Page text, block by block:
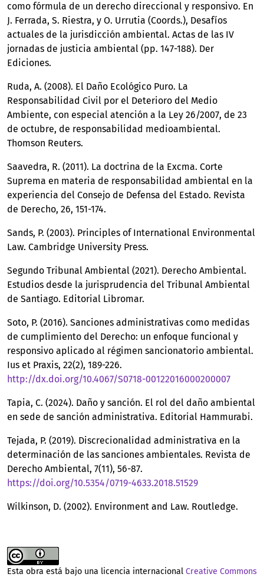
como fórmula de un derecho direccional y responsivo. En
J. Ferrada, S. Riestra, y O. Urrutia (Coords.), Desafíos
actuales de la jurisdicción ambiental. Actas de las IV
jornadas de justicia ambiental (pp. 147-188). Der
Ediciones.
Ruda, A. (2008). El Daño Ecológico Puro. La
Responsabilidad Civil por el Deterioro del Medio
Ambiente, con especial atención a la Ley 26/2007, de 23
de octubre, de responsabilidad medioambiental.
Thomson Reuters.
Saavedra, R. (2011). La doctrina de la Excma. Corte
Suprema en materia de responsabilidad ambiental en la
experiencia del Consejo de Defensa del Estado. Revista
de Derecho, 26, 151-174.
Sands, P. (2003). Principles of International Environmental
Law. Cambridge University Press.
Segundo Tribunal Ambiental (2021). Derecho Ambiental.
Estudios desde la jurisprudencia del Tribunal Ambiental
de Santiago. Editorial Libromar.
Soto, P. (2016). Sanciones administrativas como medidas
de cumplimiento del Derecho: un enfoque funcional y
responsivo aplicado al régimen sancionatorio ambiental.
Ius et Praxis, 22(2), 189-226.
http://dx.doi.org/10.4067/S0718-00122016000200007
Tapia, C. (2024). Daño y sanción. El rol del daño ambiental
en sede de sanción administrativa. Editorial Hammurabi.
Tejada, P. (2019). Discrecionalidad administrativa en la
determinación de las sanciones ambientales. Revista de
Derecho Ambiental, 7(11), 56-87.
https://doi.org/10.5354/0719-4633.2018.51529
Wilkinson, D. (2002). Environment and Law. Routledge.
Esta obra está bajo una licencia internacional Creative Commons